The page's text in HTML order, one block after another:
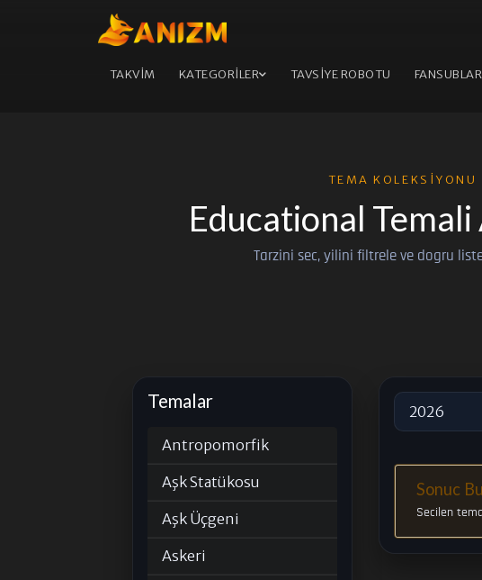
TAKVİM KATEGORİLER TAVSİYE ROBOTU FANSUBLAR
TEMA KOLEKSIYONU
Educational
Tarzini sec, yilini filtrele ve dogru
Temalar
Antropomorfik
Aşk Statükosu
Aşk Üçgeni
Askeri
2026
Sonuc
Secilen